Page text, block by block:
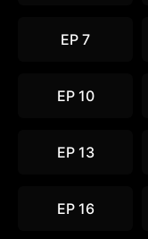
EP 7
EP 10
EP 13
EP 16